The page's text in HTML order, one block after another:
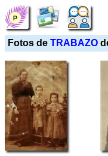
Fotos de TRABAZO